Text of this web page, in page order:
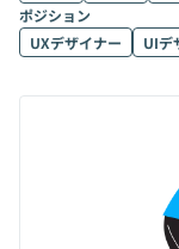
ポジション
UXデザイナー
UIデ